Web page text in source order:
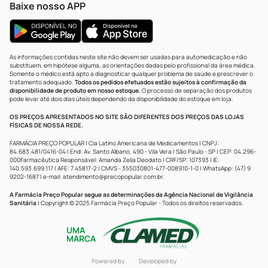
Baixe nosso APP
As informações contidas neste site não devem ser usadas para automedicação e não
substituem, em hipótese alguma, as orientações dadas pelo profissional da área médica.
Somente o médico está apto a diagnosticar qualquer problema de saúde e prescrever o
tratamento adequado. Todos os pedidos efetuados estão sujeitos à confirmação da
disponibilidade de produto em nosso estoque.O processo de separação dos produtos
pode levar até dois dias úteis dependendo da disponibilidade do estoque em loja.
OS PREÇOS APRESENTADOS NO SITE SÃO DIFERENTES DOS PREÇOS DAS LOJAS
FÍSICAS DE NOSSA REDE.
FARMÁCIA PREÇO POPULAR | Cia Latino Americana de Medicamentos | CNPJ:
84.683.481/0416-04 | End: Av. Santo Albano, 490 - Vila Vera | São Paulo - SP | CEP: 04.296-
000Farmacêutica Responsável: Amanda Zelia Deodato | CRF/SP: 107393 | IE:
140.593.699.117 | AFE: 7.45817-2 | CMVS - 355030801-477-008910-1-0 | WhatsApp: (47) 9
9202-1687 | e-mail: atendimento@precopopular.com.br.
A Farmácia Preço Popular segue as determinações da Agência Nacional de Vigilância
Sanitária | Copyright © 2025 Farmácia Preço Popular - Todos os direitos reservados.
UMA
MARCA
Powered by Developed by